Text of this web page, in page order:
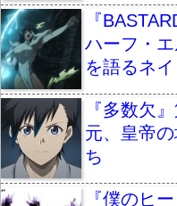
『
ハーフ・
を語るネイ
『多数欠
元、皇帝
ち
『僕のヒ